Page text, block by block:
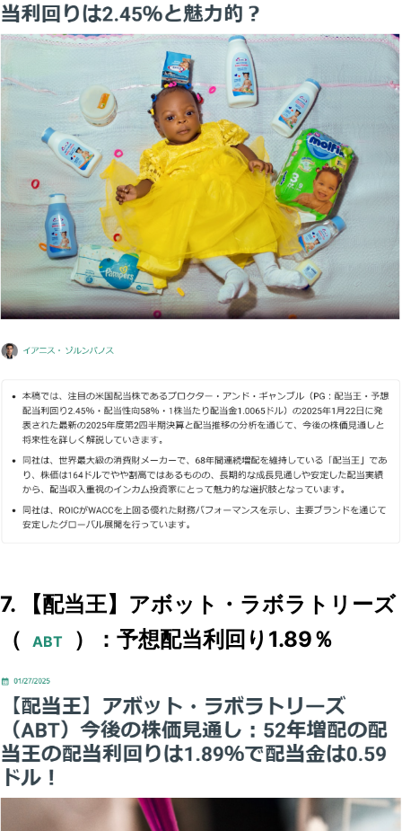
7. 【配当王】アボット・ラボラトリーズ
（
）：予想配当利回り1.89％